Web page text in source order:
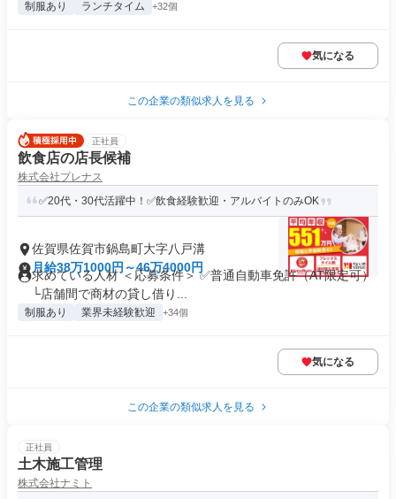
制服あり ランチタイム +32個
気になる
この企業の類似求人を見る
正社員
飲食店の店長候補
株式会社プレナス
✅20代・30代活躍中！✅飲食経験歓迎・アルバイトのみOK
佐賀県佐賀市鍋島町大字八戸溝
月給38万1000円～46万4000円
求めている人材 ＜応募条件＞ ✅普通自動車免許（AT限定可）
└店舗間で商材の貸し借り...
制服あり 業界未経験歓迎 +34個
気になる
この企業の類似求人を見る
正社員
土木施工管理
株式会社ナミト